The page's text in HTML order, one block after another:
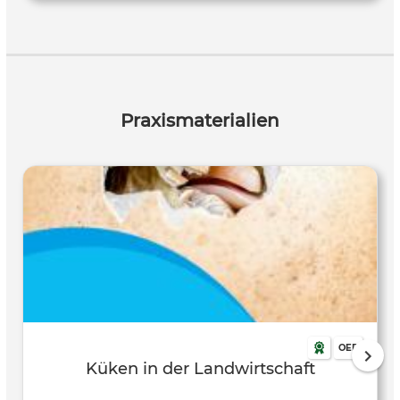
auf ihren Konsum.
Praxismaterialien
OER
Küken in der Landwirtschaft